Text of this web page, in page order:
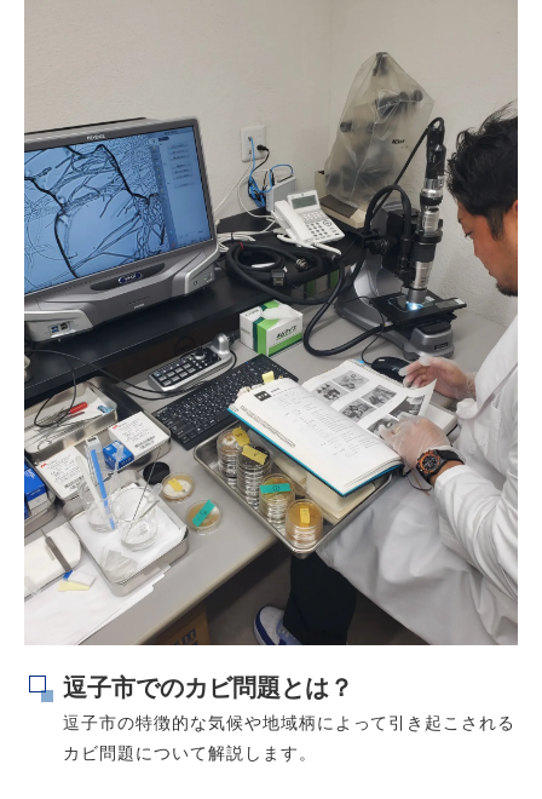
逗子市でのカビ問題とは？
逗子市の特徴的な気候や地域柄によって引き起こされる
カビ問題について解説します。